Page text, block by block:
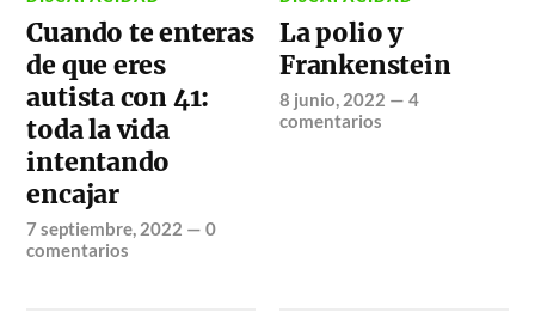
Cuando te enteras
de que eres
autista con 41:
toda la vida
intentando
encajar
7 septiembre, 2022 —0
comentarios
La polio y
Frankenstein
8 junio, 2022 —4
comentarios